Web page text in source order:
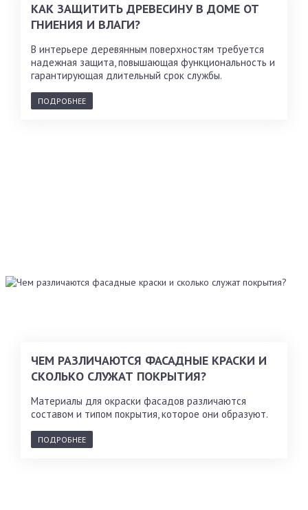
КАК ЗАЩИТИТЬ ДРЕВЕСИНУ В ДОМЕ ОТ
ГНИЕНИЯ И ВЛАГИ?
В интерьере деревянным поверхностям требуется
надежная защита, повышающая функциональность и
гарантирующая длительный срок службы.
ПОДРОБНЕЕ
ЧЕМ РАЗЛИЧАЮТСЯ ФАСАДНЫЕ КРАСКИ И
СКОЛЬКО СЛУЖАТ ПОКРЫТИЯ?
Материалы для окраски фасадов различаются
составом и типом покрытия, которое они образуют.
ПОДРОБНЕЕ